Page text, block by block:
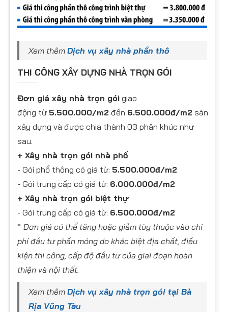
Xem thêm Dịch vụ xây nhà phần thô
THI CÔNG XÂY DỰNG NHÀ TRỌN GÓI
Đơn giá xây nhà trọn gói giao
động từ 5.500.000/m2 đến 6.500.000đ/m2 sàn
xây dựng và được chia thành 03 phân khúc như
sau.
+ Xây nhà trọn gói nhà phố
​- Gói phổ thông có giá từ: 5.500.000đ/m2
- Gói trung cấp có giá từ: 6.000.000đ/m2
+ Xây nhà trọn gói biệt thự
- Gói trung cấp có giá từ: 6.500.000đ/m2
* Đơn giá có thể tăng hoặc giảm tùy thuộc vào chi
phí đầu tư phần móng do khác biệt địa chất, điều
kiện thi công, cấp độ đầu tư của giai đoạn hoàn
thiện và nội thất.
Xem thêm Dịch vụ xây nhà trọn gói tại Bà
Rịa Vũng Tàu